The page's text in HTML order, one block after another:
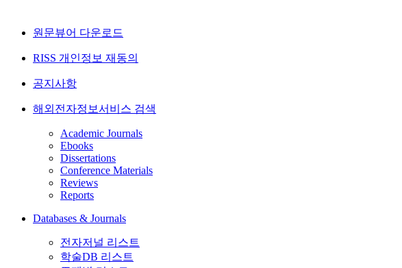
원문뷰어 다운로드
RISS 개인정보 재동의
공지사항
해외전자정보서비스 검색
Academic Journals
Ebooks
Dissertations
Conference Materials
Reviews
Reports
Databases & Journals
전자저널 리스트
학술DB 리스트